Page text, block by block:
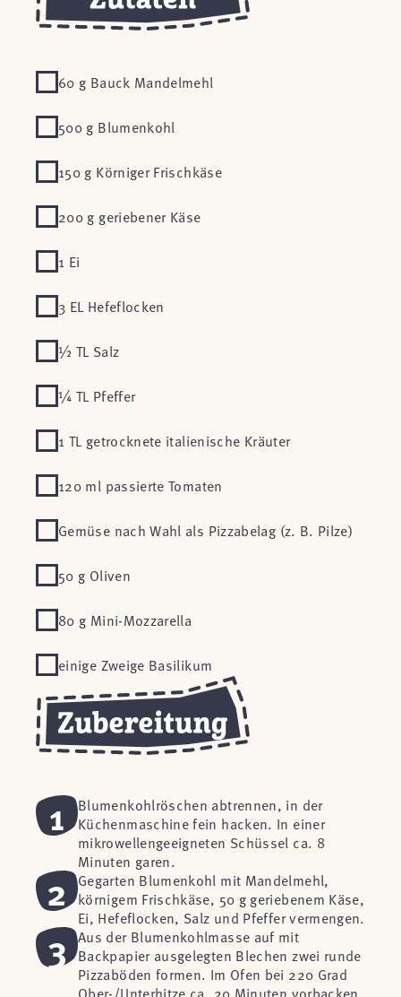
60 g Bauck Mandelmehl
500 g Blumenkohl
150 g Körniger Frischkäse
200 g geriebener Käse
1 Ei
3 EL Hefeflocken
½ TL Salz
¼ TL Pfeffer
1 TL getrocknete italienische Kräuter
120 ml passierte Tomaten
Gemüse nach Wahl als Pizzabelag (z. B. Pilze)
50 g Oliven
80 g Mini-Mozzarella
einige Zweige Basilikum
1
Blumenkohlröschen abtrennen, in der
Küchenmaschine fein hacken. In einer
mikrowellengeeigneten Schüssel ca. 8
Minuten garen.
2
Gegarten Blumenkohl mit Mandelmehl,
körnigem Frischkäse, 50 g geriebenem Käse,
Ei, Hefeflocken, Salz und Pfeffer vermengen.
3
Aus der Blumenkohlmasse auf mit
Backpapier ausgelegten Blechen zwei runde
Pizzaböden formen. Im Ofen bei 220 Grad
Ober-/Unterhitze ca. 20 Minuten vorbacken.